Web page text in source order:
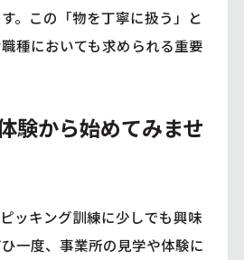
。この「物を丁寧に扱う」と
種においても求められる重要
験から始めてみませ
ッキング訓練に少しでも興味
一度、事業所の見学や体験に